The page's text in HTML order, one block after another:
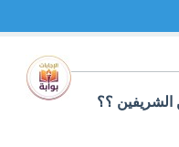
الشريفين ؟؟